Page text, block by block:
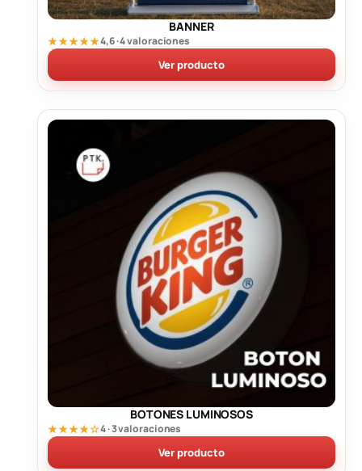
BANNER
★★★★★4,6 · 4 valoraciones
Ver producto
BOTONES LUMINOSOS
★★★★☆4 · 3 valoraciones
Ver producto